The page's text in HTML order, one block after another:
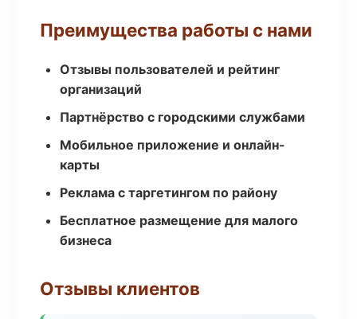
Преимущества работы с нами
Отзывы пользователей и рейтинг
организаций
Партнёрство с городскими службами
Мобильное приложение и онлайн-
карты
Реклама с таргетингом по району
Бесплатное размещение для малого
бизнеса
Отзывы клиентов